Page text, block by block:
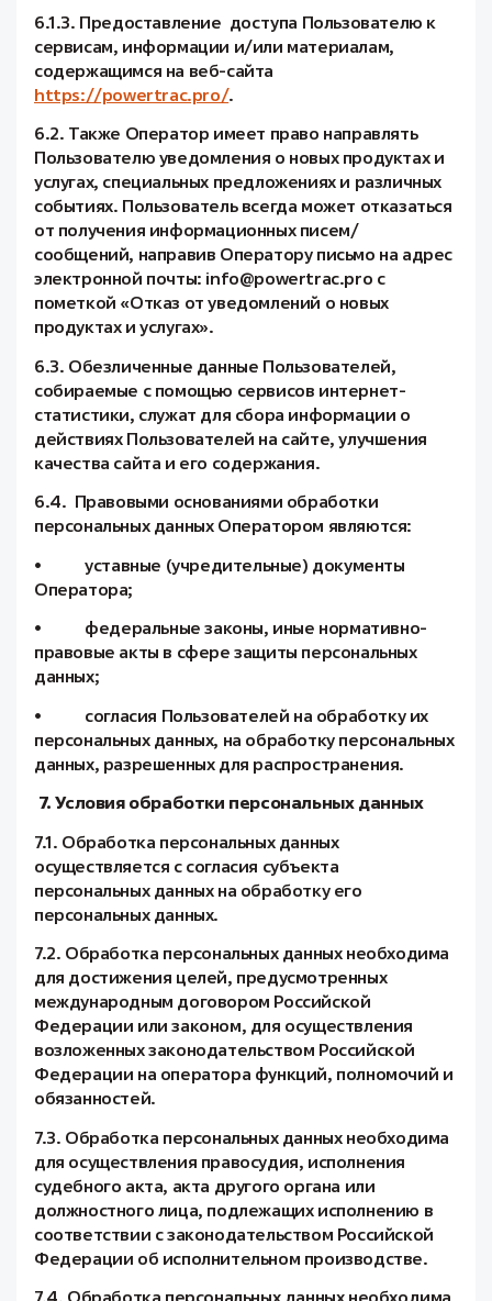
6.1.3. Предоставление доступа Пользователю к
сервисам, информации и/или материалам,
содержащимся на веб-сайта
https://powertrac.pro/.
6.2. Также Оператор имеет право направлять
Пользователю уведомления о новых продуктах и
услугах, специальных предложениях и различных
событиях. Пользователь всегда может отказаться
от получения информационных писем/
сообщений, направив Оператору письмо на адрес
электронной почты: info@powertrac.pro с
пометкой «Отказ от уведомлений о новых
продуктах и услугах».
6.3. Обезличенные данные Пользователей,
собираемые с помощью сервисов интернет-
статистики, служат для сбора информации о
действиях Пользователей на сайте, улучшения
качества сайта и его содержания.
6.4. Правовыми основаниями обработки
персональных данных Оператором являются:
• уставные (учредительные) документы
Оператора;
• федеральные законы, иные нормативно-
правовые акты в сфере защиты персональных
данных;
• согласия Пользователей на обработку их
персональных данных, на обработку персональных
данных, разрешенных для распространения.
7. Условия обработки персональных данных
7.1. Обработка персональных данных
осуществляется с согласия субъекта
персональных данных на обработку его
персональных данных.
7.2. Обработка персональных данных необходима
для достижения целей, предусмотренных
международным договором Российской
Федерации или законом, для осуществления
возложенных законодательством Российской
Федерации на оператора функций, полномочий и
обязанностей.
7.3. Обработка персональных данных необходима
для осуществления правосудия, исполнения
судебного акта, акта другого органа или
должностного лица, подлежащих исполнению в
соответствии с законодательством Российской
Федерации об исполнительном производстве.